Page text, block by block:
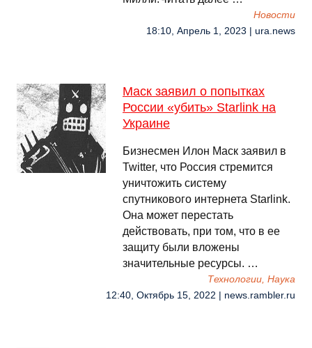
Новости
18:10, Апрель 1, 2023 | ura.news
Маск заявил о попытках
России «убить» Starlink на
Украине
Бизнесмен Илон Маск заявил в
Twitter, что Россия стремится
уничтожить систему
спутникового интернета Starlink.
Она может перестать
действовать, при том, что в ее
защиту были вложены
значительные ресурсы. …
Технологии, Наука
12:40, Октябрь 15, 2022 | news.rambler.ru